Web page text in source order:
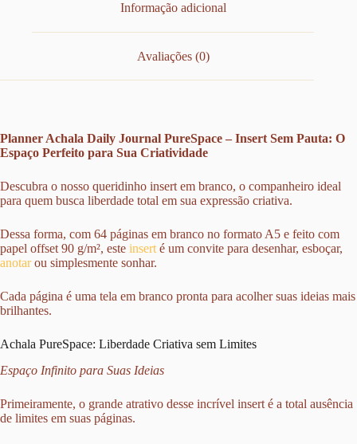
Informação adicional
Avaliações (0)
Planner Achala Daily Journal PureSpace – Insert Sem Pauta: O
Espaço Perfeito para Sua Criatividade
Descubra o nosso queridinho insert em branco, o companheiro ideal
para quem busca liberdade total em sua expressão criativa.
Dessa forma, com 64 páginas em branco no formato A5 e feito com
papel offset 90 g/m², este inserté um convite para desenhar, esboçar,
anotarou simplesmente sonhar.
Cada página é uma tela em branco pronta para acolher suas ideias mais
brilhantes.
Achala PureSpace: Liberdade Criativa sem Limites
Espaço Infinito para Suas Ideias
Primeiramente, o grande atrativo desse incrível insert é a total ausência
de limites em suas páginas.